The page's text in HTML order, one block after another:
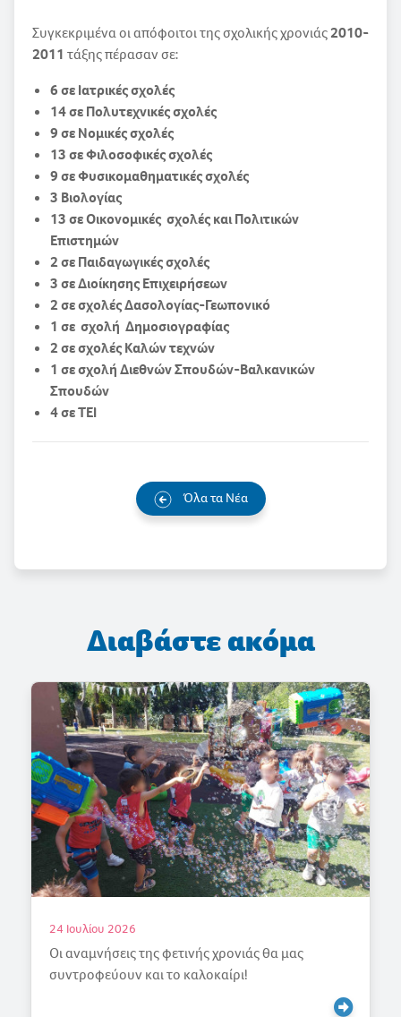
Συγκεκριμένα οι απόφοιτοι της σχολικής χρονιάς2010-
2011 τάξης πέρασαν σε:
6 σε Ιατρικές σχολές
14 σε Πολυτεχνικές σχολές
9 σε Νομικές σχολές
13 σε Φιλοσοφικές σχολές
9 σε Φυσικομαθηματικές σχολές
3 Βιολογίας
13 σε Οικονομικές σχολές και Πολιτικών
Επιστημών
2 σε Παιδαγωγικές σχολές
3 σε Διοίκησης Επιχειρήσεων
2 σε σχολές Δασολογίας-Γεωπονικό
1 σε σχολή Δημοσιογραφίας
2 σε σχολές Καλών τεχνών
1 σε σχολή Διεθνών Σπουδών-Βαλκανικών
Σπουδών
4 σε ΤΕΙ
Όλα τα Νέα
Διαβάστε ακόμα
18 Ιουλίου 2026
Γιορτάζουμε την Άνοιξη